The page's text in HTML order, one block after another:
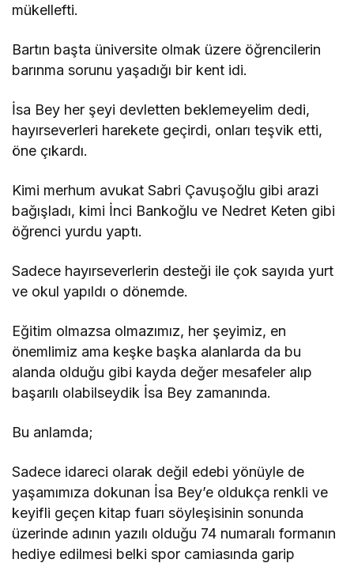
mükellefti.
Bartın başta üniversite olmak üzere öğrencilerin
barınma sorunu yaşadığı bir kent idi.
İsa Bey her şeyi devletten beklemeyelim dedi,
hayırseverleri harekete geçirdi, onları teşvik etti,
öne çıkardı.
Kimi merhum avukat Sabri Çavuşoğlu gibi arazi
bağışladı, kimi İnci Bankoğlu ve Nedret Keten gibi
öğrenci yurdu yaptı.
Sadece hayırseverlerin desteği ile çok sayıda yurt
ve okul yapıldı o dönemde.
Eğitim olmazsa olmazımız, her şeyimiz, en
önemlimiz ama keşke başka alanlarda da bu
alanda olduğu gibi kayda değer mesafeler alıp
başarılı olabilseydik İsa Bey zamanında.
Bu anlamda;
Sadece idareci olarak değil edebi yönüyle de
yaşamımıza dokunan İsa Bey’e oldukça renkli ve
keyifli geçen kitap fuarı söyleşisinin sonunda
üzerinde adının yazılı olduğu 74 numaralı formanın
hediye edilmesi belki spor camiasında garip